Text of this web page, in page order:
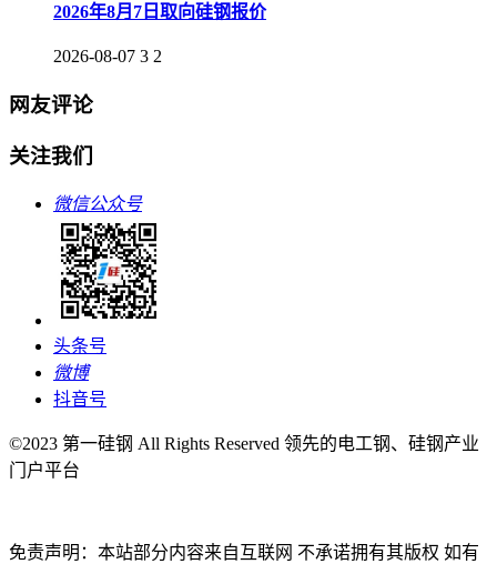
2026年8月7日取向硅钢报价
2026-08-07 3 2
网友评论
关注我们
微信公众号
头条号
微博
抖音号
©2023 第一硅钢 All Rights Reserved 领先的电工钢、硅钢产业
门户平台
免责声明：本站部分内容来自互联网 不承诺拥有其版权 如有